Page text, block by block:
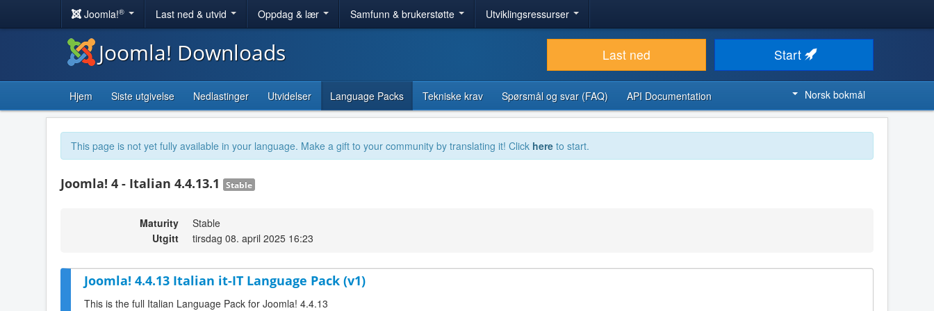
Joomla!® Last ned & utvid Oppdag & lær Samfunn & brukerstøtte Utviklingsressurser
Joomla! Downloads Last ned Start
Hjem Siste utgivelse Nedlastinger Utvidelser Language Packs Tekniske krav Spørsmål og svar (FAQ) API Documentation Norsk bokmål
This page is not yet fully available in your language. Make a gift to your community by translating it! Click here to start.
Joomla! 4 - Italian 4.4.13.1 Stable
Maturity
Stable
Utgitt
tirsdag 08. april 2025 16:23
Joomla! 4.4.13 Italian it-IT Language Pack (v1)
This is the full Italian Language Pack for Joomla! 4.4.13